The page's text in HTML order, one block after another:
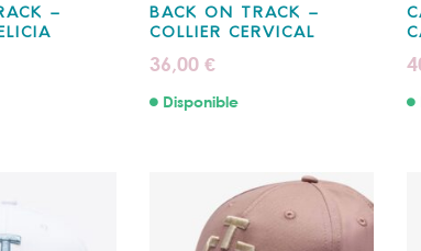
–
BACK ON TRACK –
COLLIER CERVICAL
36,00 €
Disponible